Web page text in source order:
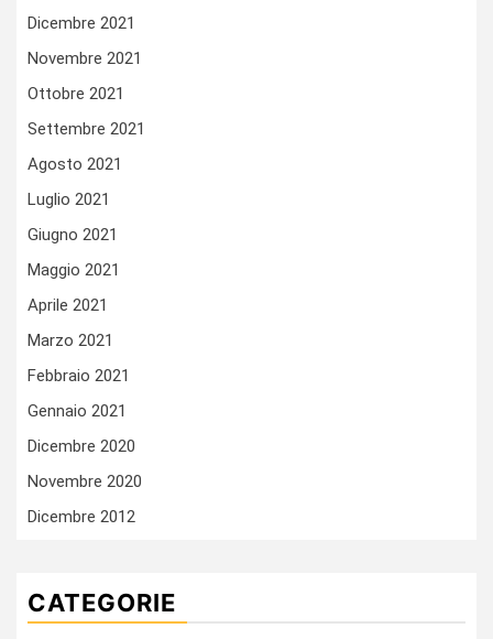
Dicembre 2021
Novembre 2021
Ottobre 2021
Settembre 2021
Agosto 2021
Luglio 2021
Giugno 2021
Maggio 2021
Aprile 2021
Marzo 2021
Febbraio 2021
Gennaio 2021
Dicembre 2020
Novembre 2020
Dicembre 2012
CATEGORIE